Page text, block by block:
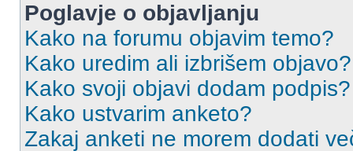
Poglavje o objavljanju
Kako na forumu objavim temo?
Kako uredim ali izbrišem objavo?
Kako svoji objavi dodam podpis?
Kako ustvarim anketo?
Zakaj anketi ne morem dodati